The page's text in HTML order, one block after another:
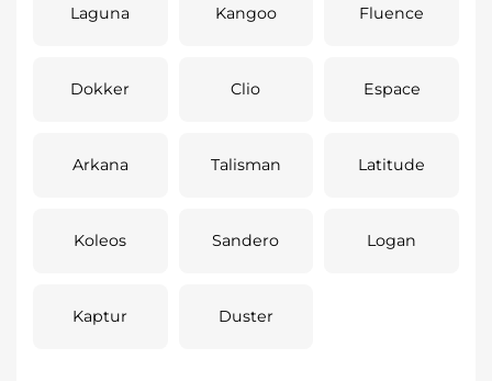
Laguna Kangoo Fluence
Dokker Clio Espace
Arkana Talisman Latitude
Koleos Sandero Logan
Kaptur Duster